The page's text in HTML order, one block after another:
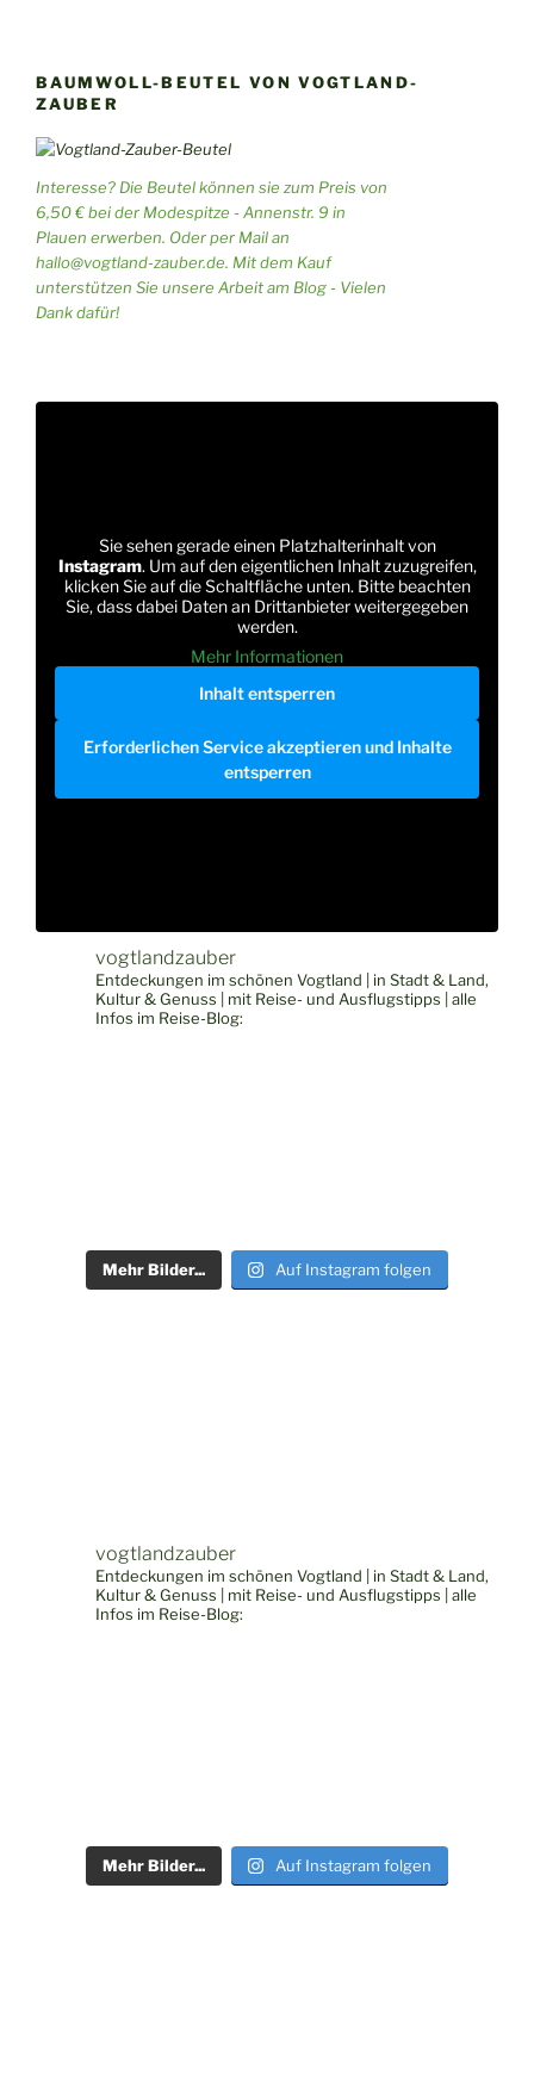
BAUMWOLL-BEUTEL VON VOGTLAND-
ZAUBER
Interesse? Die Beutel können sie zum Preis von
6,50 € bei der Modespitze - Annenstr. 9 in
Plauen erwerben. Oder per Mail an
hallo@vogtland-zauber.de. Mit dem Kauf
unterstützen Sie unsere Arbeit am Blog - Vielen
Dank dafür!
Sie sehen gerade einen Platzhalterinhalt von
Instagram. Um auf den eigentlichen Inhalt zuzugreifen,
klicken Sie auf die Schaltfläche unten. Bitte beachten
Sie, dass dabei Daten an Drittanbieter weitergegeben
werden.
Mehr Informationen
Inhalt entsperren
Erforderlichen Service akzeptieren und Inhalte
entsperren
vogtlandzauber
Entdeckungen im schönen Vogtland | in Stadt & Land,
Kultur & Genuss | mit Reise- und Ausflugstipps | alle
Infos im Reise-Blog:
Mehr Bilder... Auf Instagram folgen
vogtlandzauber
Entdeckungen im schönen Vogtland | in Stadt & Land,
Kultur & Genuss | mit Reise- und Ausflugstipps | alle
Infos im Reise-Blog:
Mehr Bilder... Auf Instagram folgen